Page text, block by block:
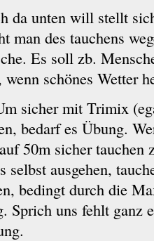
da unten will stellt
man des tauchens
Es soll zb.
schönes Wetter
sicher mit Trimix
bedarf es Übung.
50m sicher tauchen
selbst ausgehen,
bedingt durch die
Sprich uns fehlt ganz